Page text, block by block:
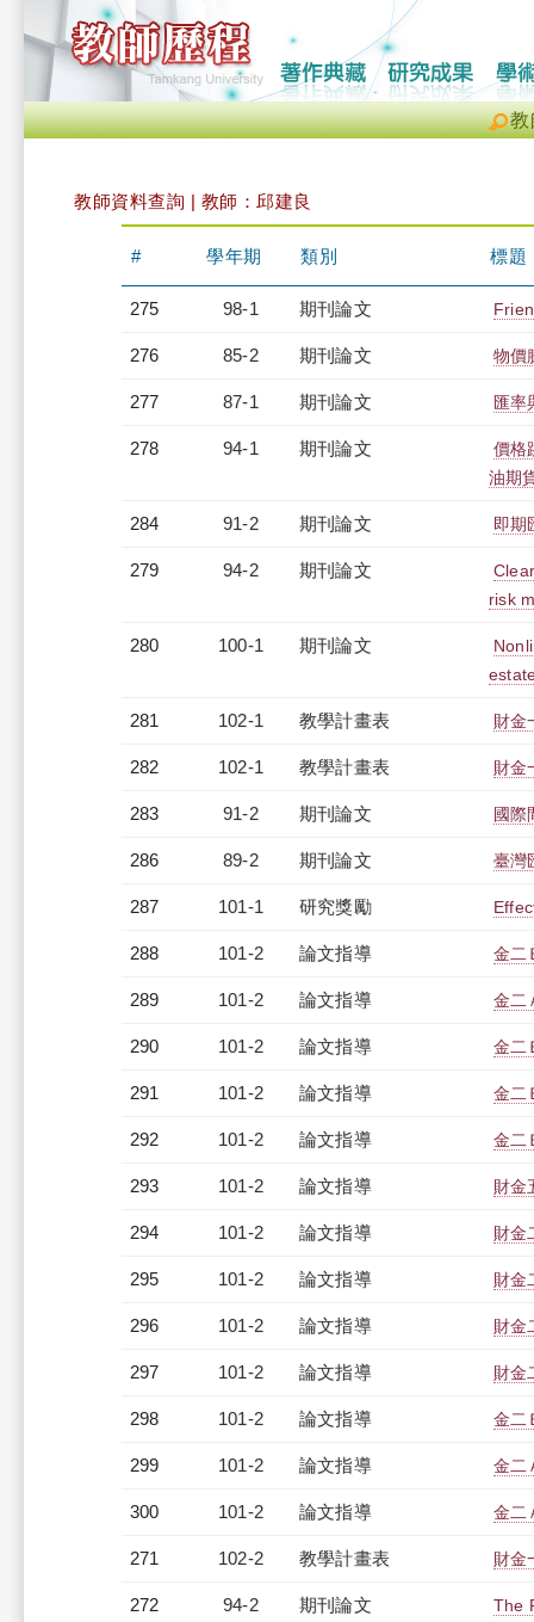
教
教師資料查詢 | 教師：邱建良
# 學年期 類別 標題
275 98-1 期刊論文
276 85-2 期刊論文 物價
277 87-1 期刊論文 匯率
278 94-1 期刊論文
價格
油期
284 91-2 期刊論文 即期
279 94-2 期刊論文
risk
280 100-1 期刊論文
281 102-1 教學計畫表 財金
282 102-1 教學計畫表 財金
283 91-2 期刊論文 國際
286 89-2 期刊論文 臺灣
287 101-1 研究獎勵
288 101-2 論文指導 金二
289 101-2 論文指導 金二
290 101-2 論文指導 金二
291 101-2 論文指導 金二
292 101-2 論文指導 金二
293 101-2 論文指導 財金
294 101-2 論文指導 財金
295 101-2 論文指導 財金
296 101-2 論文指導 財金
297 101-2 論文指導 財金
298 101-2 論文指導 金二
299 101-2 論文指導 金二
300 101-2 論文指導 金二
271 102-2 教學計畫表 財金
272 94-2 期刊論文
The